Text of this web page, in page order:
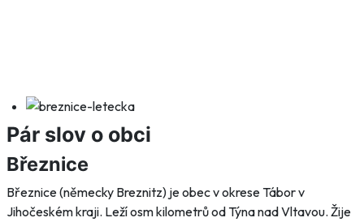
Pár slov o obci
Březnice
Březnice (německy Breznitz) je obec v okrese Tábor v
Jihočeském kraji. Leží osm kilometrů od Týna nad Vltavou. Žije